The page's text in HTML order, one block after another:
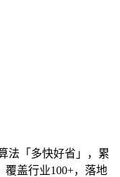
法「多快好省」，累
覆盖行业100+，落地